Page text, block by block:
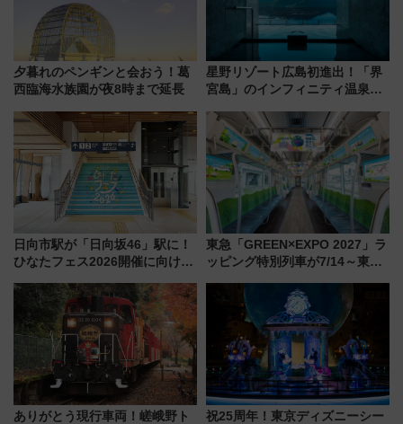
夕暮れのペンギンと会おう！葛
西臨海水族園が夜8時まで延長
星野リゾート広島初進出！「界
宮島」のインフィニティ温泉と
宿泊料金・アクセスは？（2026
年7月23日開業）
日向市駅が「日向坂46」駅に！
ひなたフェス2026開催に向けJR
全力応援 夜行列車「ドリーム
おひさま号」も走る
東急「GREEN×EXPO 2027」ラ
ッピング特別列車が7/14～東
ー！ 注目の編成やデザインまと
ありがとう現行車両！嵯峨野ト
祝25周年！東京ディズニーシー